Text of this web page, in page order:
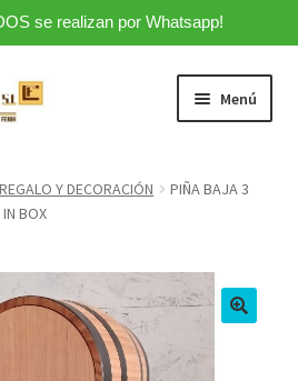
se realizan por Whatsapp!
Menú
hijo
Y DECORACIÓN
Y DECORACIÓN
PIÑA BAJA 3
BOX